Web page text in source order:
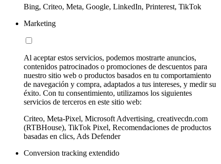
Bing, Criteo, Meta, Google, LinkedIn, Printerest, TikTok
Marketing
Al aceptar estos servicios, podemos mostrarte anuncios,
contenidos patrocinados o promociones de descuentos para
nuestro sitio web o productos basados en tu comportamiento
de navegación y compra, adaptados a tus intereses, y medir su
éxito. Con tu consentimiento, utilizamos los siguientes
servicios de terceros en este sitio web:
Criteo, Meta-Pixel, Microsoft Advertising, creativecdn.com
(RTBHouse), TikTok Pixel, Recomendaciones de productos
basadas en clics, Ads Defender
Conversion tracking extendido